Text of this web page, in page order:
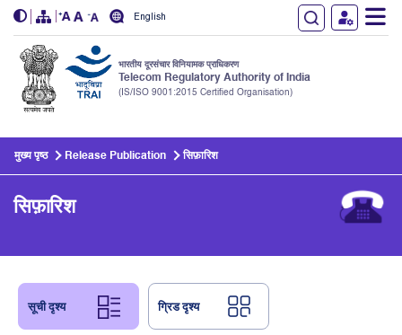
English
भारतीय दूरसंचार विनियामक प्राधिकरण
Telecom Regulatory Authority of India
(IS/ISO 9001:2015 Certified Organisation)
मुख्य पृष्ठ Release Publication सिफ़ारिश
सिफ़ारिश
सूची दृश्य ग्रिड दृश्य